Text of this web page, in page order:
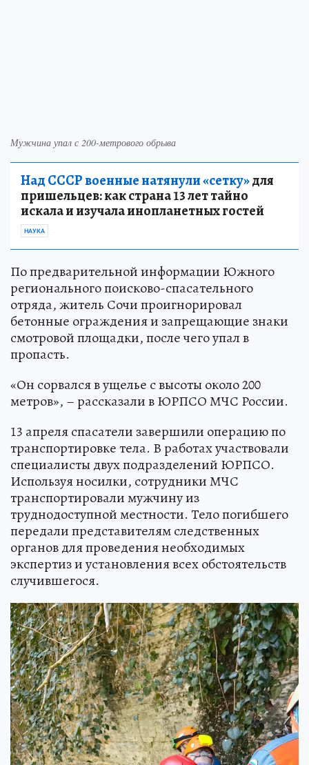
Мужчина упал с 200-метрового обрыва
Над СССР военные натянули «сетку»для
пришельцев: как страна 13 лет тайно
искала и изучала инопланетных гостей
НАУКА
По предварительной информации Южного
регионального поисково-спасательного
отряда, житель Сочи проигнорировал
бетонные ограждения и запрещающие знаки
смотровой площадки, после чего упал в
пропасть.
«Он сорвался в ущелье с высоты около 200
метров», – рассказали в ЮРПСО МЧС России.
13 апреля спасатели завершили операцию по
транспортировке тела. В работах участвовали
специалисты двух подразделений ЮРПСО.
Используя носилки, сотрудники МЧС
транспортировали мужчину из
труднодоступной местности. Тело погибшего
передали представителям следственных
органов для проведения необходимых
экспертиз и установления всех обстоятельств
случившегося.